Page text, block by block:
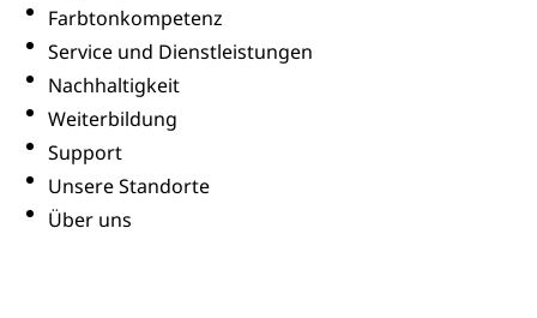
Farbtonkompetenz
Service und Dienstleistungen
Nachhaltigkeit
Weiterbildung
Support
Unsere Standorte
Über uns